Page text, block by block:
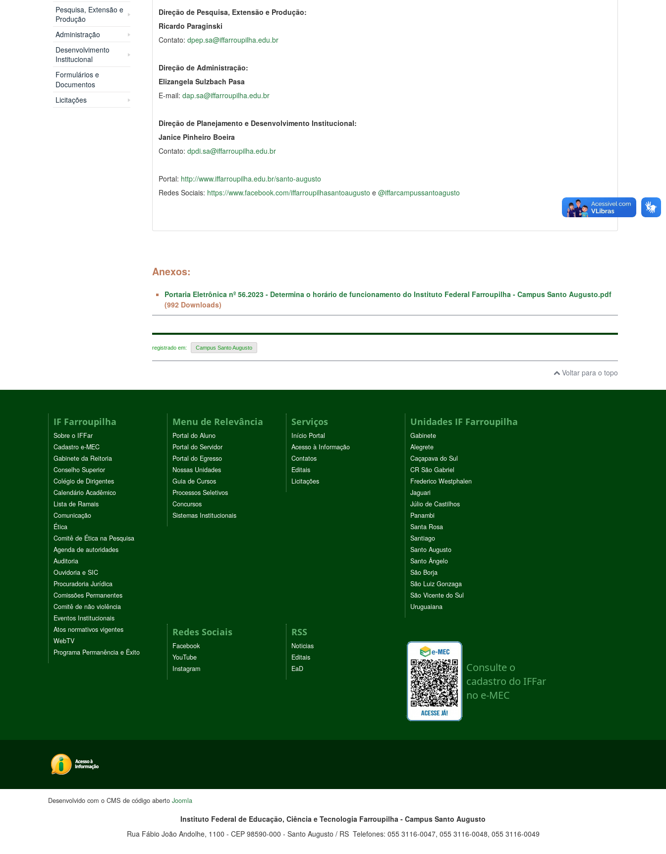
Pesquisa, Extensão e
Produção
Administração
Desenvolvimento
Institucional
Formulários e
Documentos
Licitações
Direção de Pesquisa, Extensão e Produção:
Ricardo Paraginski
Contato: dpep.sa@iffarroupilha.edu.br
Direção de Administração:
Elizangela Sulzbach Pasa
E-mail: dap.sa@iffarroupilha.edu.br
Direção de Planejamento e Desenvolvimento Institucional:
Janice Pinheiro Boeira
Contato: dpdi.sa@iffarroupilha.edu.br
Portal: http://www.iffarroupilha.edu.br/santo-augusto
Redes Sociais: https://www.facebook.com/iffarroupilhasantoaugusto e @iffarcampussantoagusto
Anexos:
Portaria Eletrônica nº 56.2023 - Determina o horário de funcionamento do Instituto Federal Farroupilha - Campus Santo Augusto.pdf
(992 Downloads)
registrado em: Campus Santo Augusto
Voltar para o topo
IF Farroupilha
Sobre o IFFar
Cadastro e-MEC
Gabinete da Reitoria
Conselho Superior
Colégio de Dirigentes
Calendário Acadêmico
Lista de Ramais
Comunicação
Ética
Comitê de Ética na Pesquisa
Agenda de autoridades
Auditoria
Ouvidoria e SIC
Procuradoria Jurídica
Comissões Permanentes
Comitê de não violência
Eventos Institucionais
Atos normativos vigentes
WebTV
Programa Permanência e Êxito
Menu de Relevância
Portal do Aluno
Portal do Servidor
Portal do Egresso
Nossas Unidades
Guia de Cursos
Processos Seletivos
Concursos
Sistemas Institucionais
Serviços
Início Portal
Acesso à Informação
Contatos
Editais
Licitações
Unidades IF Farroupilha
Gabinete
Alegrete
Caçapava do Sul
CR São Gabriel
Frederico Westphalen
Jaguari
Júlio de Castilhos
Panambi
Santa Rosa
Santiago
Santo Augusto
Santo Ângelo
São Borja
São Luiz Gonzaga
São Vicente do Sul
Uruguaiana
Redes Sociais
Facebook
YouTube
Instagram
RSS
Noticias
Editais
EaD
Desenvolvido com o CMS de código aberto Joomla
Instituto Federal de Educação, Ciência e Tecnologia Farroupilha - Campus Santo Augusto
Rua Fábio João Andolhe, 1100 - CEP 98590-000 - Santo Augusto / RS Telefones: 055 3116-0047, 055 3116-0048, 055 3116-0049